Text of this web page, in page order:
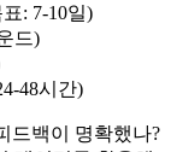
: 7-10일)
드)
48시간)
드백이 명확했나?